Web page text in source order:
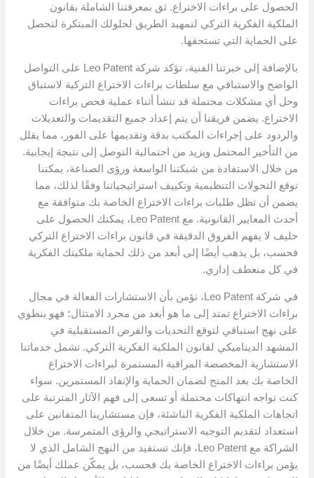
الحصول على براءات الاختراع. ثق بمعرفتنا الشاملة بقانون
الملكية الفكرية التركي لتمهيد الطريق لحلولك المبتكرة لتحصل
على الحماية التي تستحقها.
بالإضافة إلى خبرتنا الفنية، تؤكد شركة Leo Patent على التواصل
الواضح والاستباقي مع سلطات براءات الاختراع التركية لاستباق
وحل أي مشكلات محتملة قد تنشأ أثناء عملية فحص براءات
الاختراع. يضمن فريقنا أن يتم إعداد جميع التقديمات والتعديلات
والردود على إجراءات المكتب بدقة وتقديمها على الفور، مما يقلل
من التأخير المحتمل ويزيد من احتمالية التوصل إلى نتيجة إيجابية.
من خلال الاستفادة من شبكتنا الواسعة ورؤى الصناعة، يمكننا
توقع التحولات التنظيمية وتكييف استراتيجياتنا وفقًا لذلك، مما
يضمن أن تظل طلبات براءات الاختراع الخاصة بك متوافقة مع
أحدث المعايير القانونية. مع Leo Patent، يمكنك الحصول على
حليف لا يفهم الفروق الدقيقة في قانون براءات الاختراع التركي
فحسب، بل يذهب أيضًا إلى أبعد من ذلك لحماية ملكيتك الفكرية
في كل منعطف إداري.
في شركة Leo Patent، نؤمن بأن الاستشارات الفعالة في مجال
براءات الاختراع تمتد إلى ما هو أبعد من مجرد الامتثال؛ فهو ينطوي
على نهج استباقي لتوقع التحديات والفرص المستقبلية في
المشهد الديناميكي لقانون الملكية الفكرية التركي. تشمل خدماتنا
الاستشارية المخصصة المراقبة المستمرة لبراءات الاختراع
الخاصة بك بعد المنح لضمان الحماية والإنفاذ المستمرين. سواء
كنت تواجه انتهاكات محتملة أو تسعى إلى فهم الآثار المترتبة على
اتجاهات الملكية الفكرية الناشئة، فإن مستشارينا المتفانين على
استعداد لتقديم التوجيه الاستراتيجي والرؤى المتمرسة. من خلال
الشراكة مع Leo Patent، فإنك تستفيد من النهج الشامل الذي لا
يؤمن براءات الاختراع الخاصة بك فحسب، بل يمكّن عملك أيضًا من